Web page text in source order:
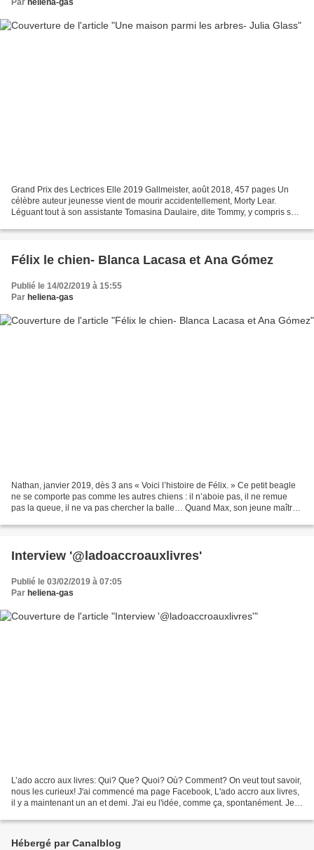
Grand Prix des Lectrices Elle 2019 Gallmeister, août 2018, 457 pages Un
célèbre auteur jeunesse vient de mourir accidentellement, Morty Lear.
Léguant tout à son assistante Tomasina Daulaire, dite Tommy, y compris son
Félix le chien- Blanca Lacasa et Ana Gómez
Publié le 14/02/2019 à 15:55
Par heliena-gas
Nathan, janvier 2019, dès 3 ans « Voici l’histoire de Félix. » Ce petit beagle
ne se comporte pas comme les autres chiens : il n’aboie pas, il ne remue
pas la queue, il ne va pas chercher la balle… Quand Max, son jeune maître,
Interview '@ladoaccroauxlivres'
Publié le 03/02/2019 à 07:05
Par heliena-gas
L’ado accro aux livres: Qui? Que? Quoi? Où? Comment? On veut tout savoir,
nous les curieux! J'ai commencé ma page Facebook, L'ado accro aux livres,
il y a maintenant un an et demi. J'ai eu l'idée, comme ça, spontanément. Je
Hébergé par Canalblog